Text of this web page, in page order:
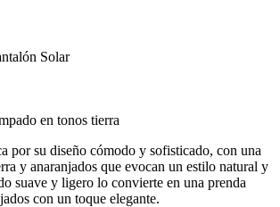
Solar
en tonos tierra
por su diseño cómodo y sofisticado, con una
y anaranjados que evocan un estilo natural y
suave y ligero lo convierte en una prenda
con un toque elegante.